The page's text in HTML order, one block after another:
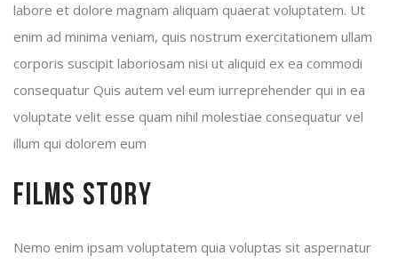
labore et dolore magnam aliquam quaerat voluptatem. Ut
enim ad minima veniam, quis nostrum exercitationem ullam
corporis suscipit laboriosam nisi ut aliquid ex ea commodi
consequatur Quis autem vel eum iurreprehender qui in ea
voluptate velit esse quam nihil molestiae consequatur vel
illum qui dolorem eum
Films Story
Nemo enim ipsam voluptatem quia voluptas sit aspernatur